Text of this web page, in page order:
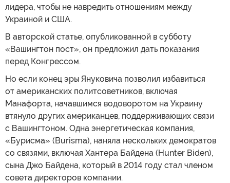
лидера, чтобы не навредить отношениям между
Украиной и США.
В авторской статье, опубликованной в субботу
«Вашингтон пост», он предложил дать показания
перед Конгрессом.
Но если конец эры Януковича позволил избавиться
от американских политсоветников, включая
Манафорта, начавшимся водоворотом на Украину
втянуло других американцев, поддерживающих связи
с Вашингтоном. Одна энергетическая компания,
«Бурисма» (Burisma), наняла нескольких демократов
со связями, включая Хантера Байдена (Hunter Biden),
сына Джо Байдена, который в 2014 году стал членом
совета директоров компании.